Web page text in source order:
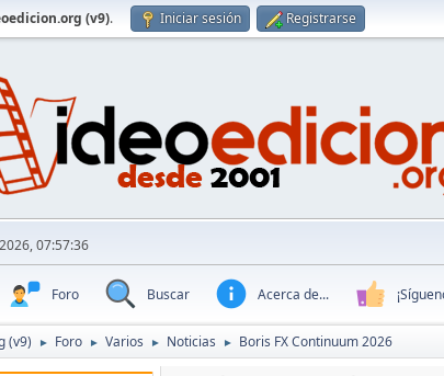
(v9). Iniciar sesión Registrarse
07:57:36
Foro Buscar Acerca de...
(v9) ► Foro ► Varios ► Noticias ► Boris FX Continuum 2026